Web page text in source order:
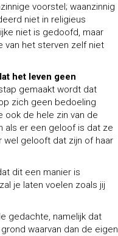
voorstel; waanzinnig
niet in religieus
niet is gedoofd, maar
van het sterven zelf niet
het leven geen
gemaakt wordt dat
zich geen bedoeling
ook de hele zin van de
als er een geloof is dat ze
wel gelooft dat zijn of haar
dit een manier is
je laten voelen zoals jij
gedachte, namelijk dat
waarvan dan de eigen